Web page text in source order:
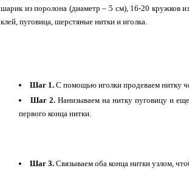
шарик из поролона (диаметр – 5 см), 16-20 кружков
клей, пуговица, шерстяные нитки и иголка.
Шаг 1.С помощью иголки продеваем нитку
Шаг 2.Нанизываем на нитку пуговицу и
первого конца нитки.
Шаг 3.Связываем оба конца нитки узлом,